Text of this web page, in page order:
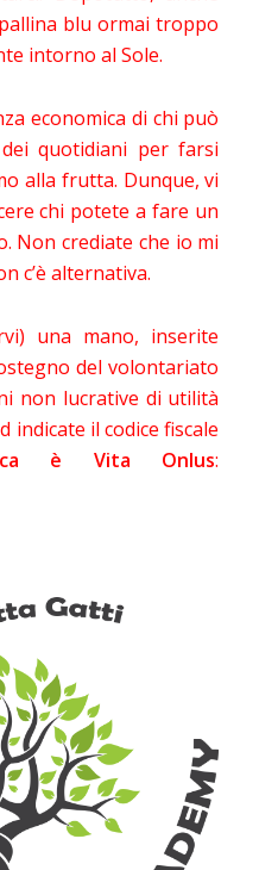
blu ormai troppo
intorno al Sole.
economica di chi può
quotidiani per farsi
alla frutta. Dunque, vi
chi potete a fare un
Non crediate che io mi
c’è alternativa.
una mano, inserite
del volontariato
non lucrative di utilità
indicate il codice fiscale
è Vita Onlus: